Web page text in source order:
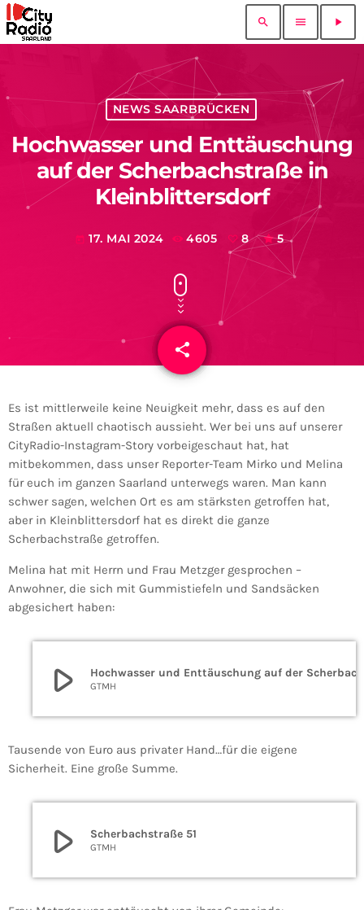
search menu play_arrow
NEWS SAARBRÜCKEN
Hochwasser und Enttäuschung
auf der Scherbachstraße in
Kleinblittersdorf
today 17. MAI 2024 4605 8 5
share
email
Es ist mittlerweile keine Neuigkeit mehr, dass es auf den
Straßen aktuell chaotisch aussieht. Wer bei uns auf unserer
CityRadio-Instagram-Story vorbeigeschaut hat, hat
mitbekommen, dass unser Reporter-Team Mirko und Melina
für euch im ganzen Saarland unterwegs waren. Man kann
schwer sagen, welchen Ort es am stärksten getroffen hat,
aber in Kleinblittersdorf hat es direkt die ganze
Scherbachstraße getroffen.
Melina hat mit Herrn und Frau Metzger gesprochen –
Anwohner, die sich mit Gummistiefeln und Sandsäcken
abgesichert haben:
play_arrow GTMH
Tausende von Euro aus privater Hand…für die eigene
Sicherheit. Eine große Summe.
play_arrow Scherbachstraße 51
GTMH